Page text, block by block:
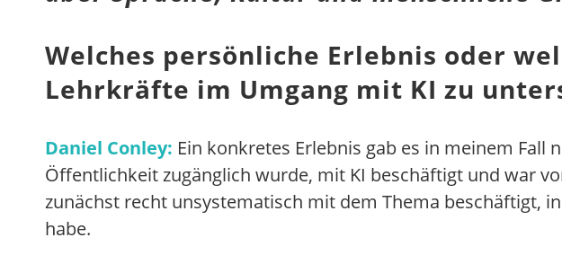
Welches persönliche Erlebnis oder
Lehrkräfte im Umgang mit KI zu
Daniel Conley: Ein konkretes Erlebnis gab es in meinem
Öffentlichkeit zugänglich wurde, mit KI beschäftigt und war
zunächst recht unsystematisch mit dem Thema beschäftigt,
habe.